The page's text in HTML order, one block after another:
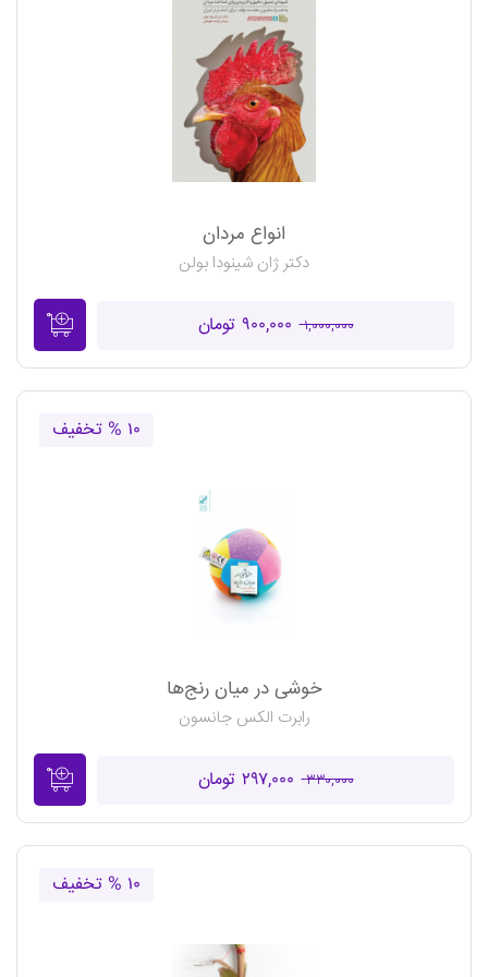
انواع مردان
دکتر ژان شینودا بولن
۱,۰۰۰,۰۰۰ ۹۰۰,۰۰۰ تومان
۱۰ % تخفیف
خوشی در میان رنج‌ها
رابرت الکس جانسون
۳۳۰,۰۰۰ ۲۹۷,۰۰۰ تومان
۱۰ % تخفیف